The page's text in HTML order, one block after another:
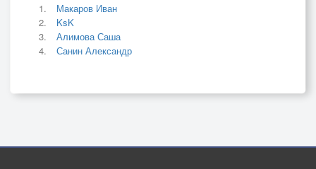
Макаров Иван
KsK
Алимова Саша
Санин Александр